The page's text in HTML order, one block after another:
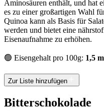
Aminosäuren enthält, und hat
es zu einer großartigen Wahl
Quinoa kann als Basis für
werden und bietet eine
Eisenaufnahme zu erhöhen.
🟢 Eisengehalt pro 100g: 1,5
Zur Liste hinzufügen
Bitterschokolade